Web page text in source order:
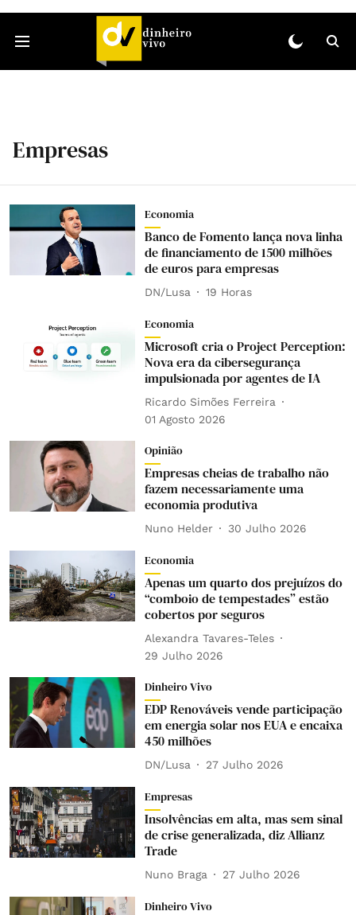
Empresas
Economia
Banco de Fomento lança nova linha
de financiamento de 1500 milhões
de euros para empresas
DN/Lusa 19 Horas
Economia
Microsoft cria o Project Perception:
Nova era da cibersegurança
impulsionada por agentes de IA
Ricardo Simões Ferreira
01 Agosto 2026
Opinião
Empresas cheias de trabalho não
fazem necessariamente uma
economia produtiva
Nuno Helder 30 Julho 2026
Economia
Apenas um quarto dos prejuízos do
“comboio de tempestades” estão
cobertos por seguros
Alexandra Tavares-Teles
29 Julho 2026
Dinheiro Vivo
EDP Renováveis vende participação
em energia solar nos EUA e encaixa
450 milhões
DN/Lusa 27 Julho 2026
Empresas
Insolvências em alta, mas sem sinal
de crise generalizada, diz Allianz
Trade
Nuno Braga 27 Julho 2026
Dinheiro Vivo